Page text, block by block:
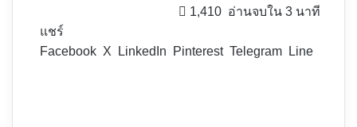
1,410 อ่านจบใน 3 นาที
แชร์
Facebook X LinkedIn Pinterest Telegram Line